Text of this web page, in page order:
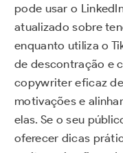
pode usar o
atualizado sobre
enquanto utiliza o
de descontração e
copywriter eficaz
motivações e
elas. Se o seu
oferecer dicas